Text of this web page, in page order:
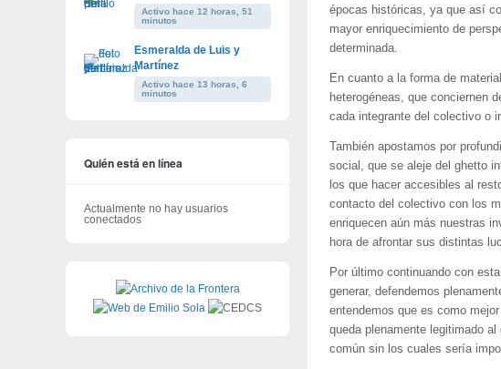
épocas históricas, ya que así
mayor enriquecimiento de
determinada.
En cuanto a la forma de
heterogéneas, que conciernen
cada integrante del colectivo o
También apostamos por
social, que se aleje del ghetto
los que hacer accesibles al
contacto del colectivo con los
enriquecen aún más nuestras
hora de afrontar sus distintas
Por último continuando con
generar, defendemos
entendemos que es como
queda plenamente legitimado
común sin los cuales sería
Activo hace 12 horas, 51
minutos
Esmeralda de Luis y
Martínez
Activo hace 13 horas, 6
minutos
Quién está en línea
Actualmente no hay usuarios
conectados